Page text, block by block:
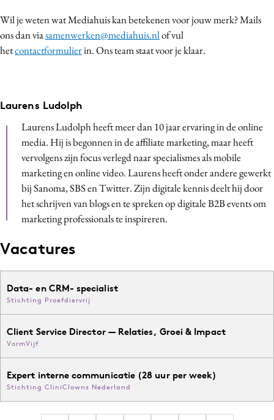
Wil je weten wat Mediahuis kan betekenen voor jouw merk? Mails
ons dan viasamenwerken@mediahuis.nlof vul
hetcontactformulierin. Ons team staat voor je klaar.
Laurens Ludolph
Laurens Ludolph heeft meer dan 10 jaar ervaring in de online
media. Hij is begonnen in de affiliate marketing, maar heeft
vervolgens zijn focus verlegd naar specialismes als mobile
marketing en online video. Laurens heeft onder andere gewerkt
bij Sanoma, SBS en Twitter. Zijn digitale kennis deelt hij door
het schrijven van blogs en te spreken op digitale B2B events om
marketing professionals te inspireren.
Vacatures
Data- en CRM- specialist
Stichting Proefdiervrij
Client Service Director — Relaties, Groei & Impact
VormVijf
Expert interne communicatie (28 uur per week)
Stichting CliniClowns Nederland